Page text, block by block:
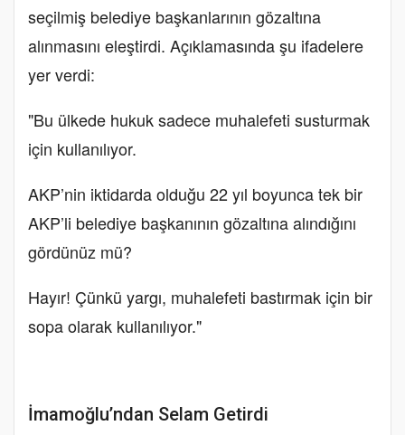
seçilmiş belediye başkanlarının gözaltına
alınmasını eleştirdi. Açıklamasında şu ifadelere
yer verdi:
"Bu ülkede hukuk sadece muhalefeti susturmak
için kullanılıyor.
AKP’nin iktidarda olduğu 22 yıl boyunca tek bir
AKP’li belediye başkanının gözaltına alındığını
gördünüz mü?
Hayır! Çünkü yargı, muhalefeti bastırmak için bir
sopa olarak kullanılıyor."
İmamoğlu’ndan Selam Getirdi